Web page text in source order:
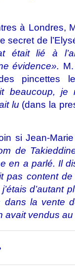
à Londres,
secret de
était lié à
évidence».
pincettes
beaucoup, je
lu (dans la
si Jean-
de
en a parlé. Il
pas content
d’autant
la vente
avait vendus